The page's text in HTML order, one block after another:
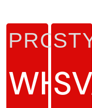
WHITE